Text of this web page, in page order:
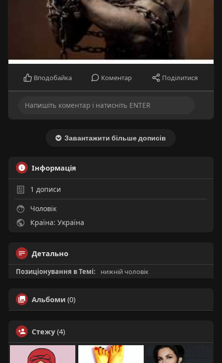
Вподобайка Коментар Поділитися
Завантажити більше дописів
Інформація
1 дописи
Чоловік
Країна: Україна
Детально
Позиціонування в Темі: нижній чоловік
Альбоми (0)
Стежу (4)